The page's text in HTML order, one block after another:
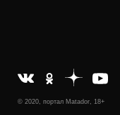
© 2020, портал Matador, 18+